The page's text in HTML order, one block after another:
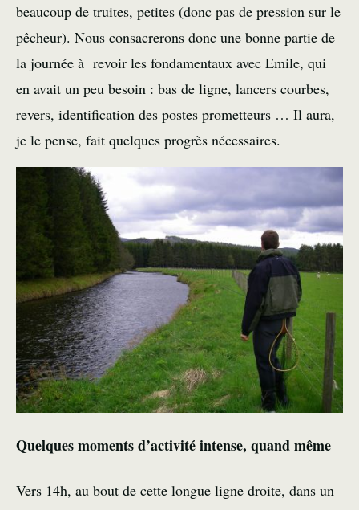
beaucoup de truites, petites (donc pas de pression sur le
pêcheur). Nous consacrerons donc une bonne partie de
la journée à revoir les fondamentaux avec Emile, qui
en avait un peu besoin : bas de ligne, lancers courbes,
revers, identification des postes prometteurs … Il aura,
je le pense, fait quelques progrès nécessaires.
Quelques moments d’activité intense, quand même
Vers 14h, au bout de cette longue ligne droite, dans un